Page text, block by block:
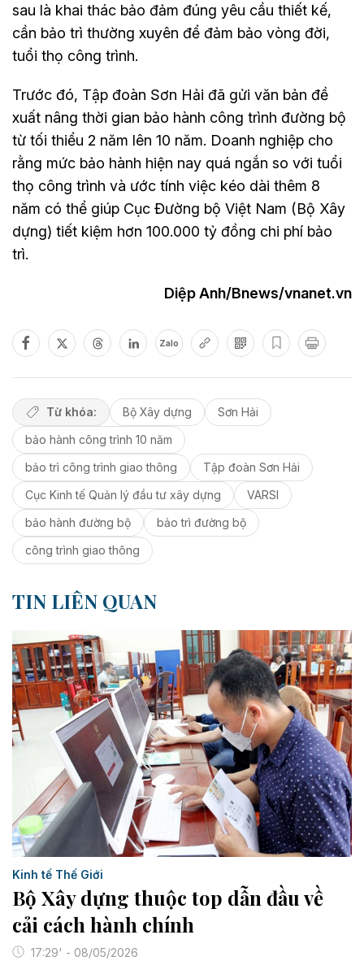
sau là khai thác bảo đảm đúng yêu cầu thiết kế,
cần bảo trì thường xuyên để đảm bảo vòng đời,
tuổi thọ công trình.
Trước đó, Tập đoàn Sơn Hải đã gửi văn bản đề
xuất nâng thời gian bảo hành công trình đường bộ
từ tối thiểu 2 năm lên 10 năm. Doanh nghiệp cho
rằng mức bảo hành hiện nay quá ngắn so với tuổi
thọ công trình và ước tính việc kéo dài thêm 8
năm có thể giúp Cục Đường bộ Việt Nam (Bộ Xây
dựng) tiết kiệm hơn 100.000 tỷ đồng chi phí bảo
trì.
Diệp Anh/Bnews/vnanet.vn
Zalo
Từ khóa: Bộ Xây dựng
Sơn Hải
bảo hành công trình 10 năm
bảo trì công trình giao thông
Tập đoàn Sơn Hải
Cục Kinh tế Quản lý đầu tư xây dựng
VARSI
bảo hành đường bộ
bảo trì đường bộ
công trình giao thông
TIN LIÊN QUAN
Kinh tế Thế Giới
Bộ Xây dựng thuộc top dẫn đầu về
cải cách hành chính
17:29' - 08/05/2026